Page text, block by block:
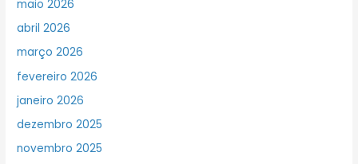
maio 2026
abril 2026
março 2026
fevereiro 2026
janeiro 2026
dezembro 2025
novembro 2025